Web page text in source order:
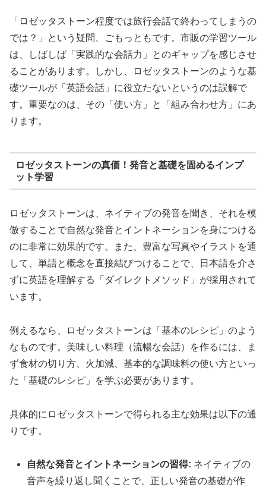
「ロゼッタストーン程度では旅行会話で終わってしまうの
では？」という疑問、ごもっともです。市販の学習ツール
は、しばしば「実践的な会話力」とのギャップを感じさせ
ることがあります。しかし、ロゼッタストーンのような基
礎ツールが「英語会話」に役立たないというのは誤解で
す。重要なのは、その「使い方」と「組み合わせ方」にあ
ります。
ロゼッタストーンの真価！発音と基礎を固めるインプ
ット学習
ロゼッタストーンは、ネイティブの発音を聞き、それを模
倣することで自然な発音とイントネーションを身につける
のに非常に効果的です。また、豊富な写真やイラストを通
して、単語と概念を直接結びつけることで、日本語を介さ
ずに英語を理解する「ダイレクトメソッド」が採用されて
います。
例えるなら、ロゼッタストーンは「基本のレシピ」のよう
なものです。美味しい料理（流暢な会話）を作るには、ま
ず食材の切り方、火加減、基本的な調味料の使い方といっ
た「基礎のレシピ」を学ぶ必要があります。
具体的にロゼッタストーンで得られる主な効果は以下の通
りです。
自然な発音とイントネーションの習得: ネイティブの
音声を繰り返し聞くことで、正しい発音の基礎が作